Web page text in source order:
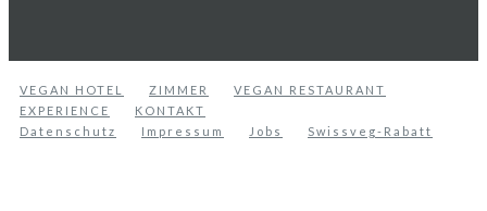
VEGAN HOTEL ZIMMER
VEGAN RESTAURANT
EXPERIENCE
KONTAKT
Datenschutz
Impressum Jobs Swissveg-Rabatt